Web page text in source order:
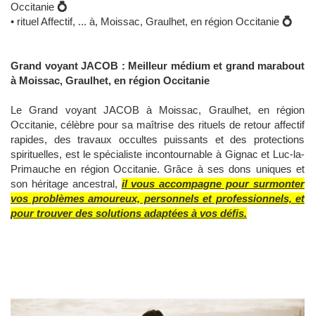
Occitanie 💍
• rituel Affectif, ... à, Moissac, Graulhet, en région Occitanie 💍
Grand voyant JACOB : Meilleur médium et grand marabout
à Moissac, Graulhet, en région Occitanie
Le Grand voyant JACOB à Moissac, Graulhet, en région
Occitanie, célèbre pour sa maîtrise des rituels de retour affectif
rapides, des travaux occultes puissants et des protections
spirituelles, est le spécialiste incontournable à Gignac et Luc-la-
Primauche en région Occitanie. Grâce à ses dons uniques et
son héritage ancestral, il vous accompagne pour surmonter
vos problèmes amoureux, personnels et professionnels, et
pour trouver des solutions adaptées à vos défis.